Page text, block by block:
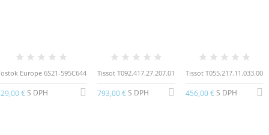
Europe 6S21-595C644
€S DPH
Tissot T092.417.27.207.01
793,00 €S DPH
Tissot T055.217.11.033.00
456,00 €S DPH